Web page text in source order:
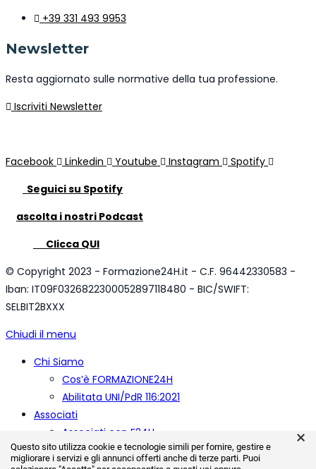
+39 331 493 9953
Newsletter
Resta aggiornato sulle normative della tua professione.
Iscriviti Newsletter
Facebook Linkedin Youtube Instagram
Spotify
Seguici su Spotify
ascolta i nostri Podcast
Clicca QUI
© Copyright 2023 - Formazione24H.it - C.F. 96442330583 -
Iban: IT09F0326822300052897118480 - BIC/SWIFT:
SELBIT2BXXX
Chiudi il menu
Chi Siamo
Cos’è FORMAZIONE24H
Abilitata UNI/PdR 116:2021
Associati
Associati con F24H
Rinnova
×
Questo sito utilizza cookie e tecnologie simili per fornire, gestire e
migliorare i servizi e gli annunci offerti anche di terze parti. Puoi